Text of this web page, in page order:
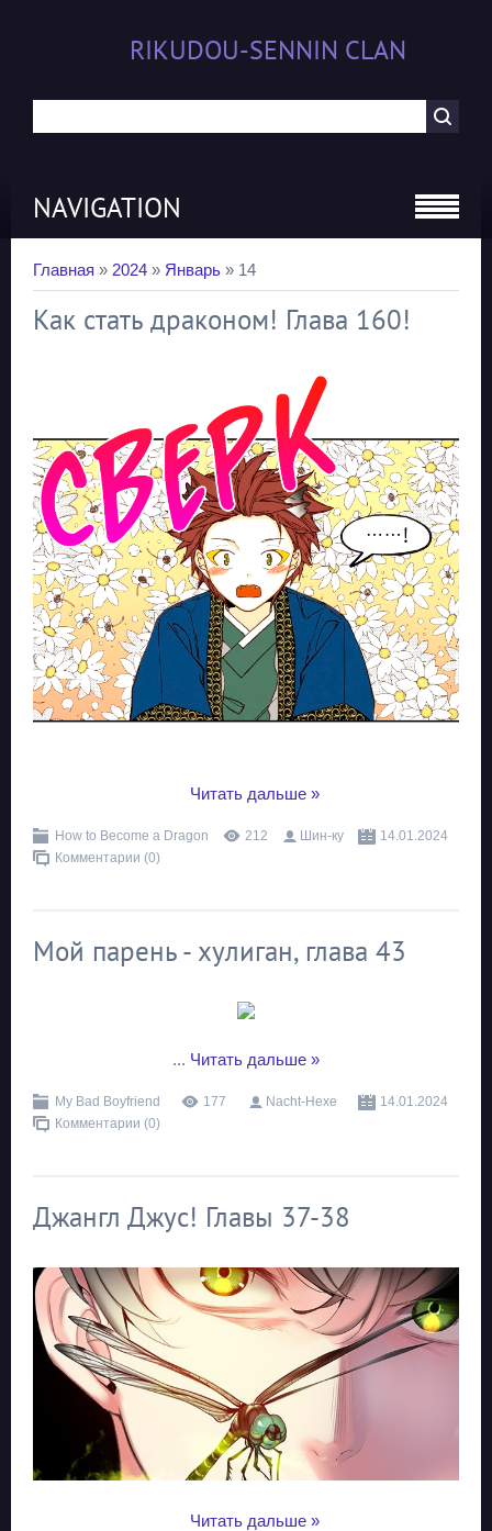
RIKUDOU-SENNIN CLAN
NAVIGATION
Главная » 2024 » Январь » 14
Как стать драконом! Глава 160!
Читать дальше »
How to Become a Dragon 212 Шин-ку
14.01.2024
Комментарии (0)
Мой парень - хулиган, глава 43
... Читать дальше »
My Bad Boyfriend 177 Nacht-Hexe
14.01.2024
Комментарии (0)
Джангл Джус! Главы 37-38
Читать дальше »